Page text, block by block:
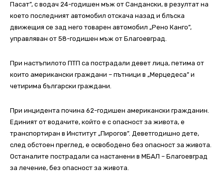
Пасат”, с водач 24-годишен мъж от Сандански, в резултат на
което последният автомобил отскача назад и блъска
движещия се зад него товарен автомобил „Рено Канго”,
управляван от 58-годишен мъж от Благоевград.
При настъпилото ПТП са пострадали девет лица, петима от
които американски граждани – пътници в „Мерцедесa” и
четирима български граждани.
При инцидента почина 62-годишен американски гражданин.
Единият от водачите, който е с опасност за живота, е
транспортиран в Институт „Пирогов”. Деветгодишно дете,
след обстоен преглед, е освободено без опасност за живота.
Останалите пострадали са настанени в МБАЛ – Благоевград
за лечение, без опасност за живота.